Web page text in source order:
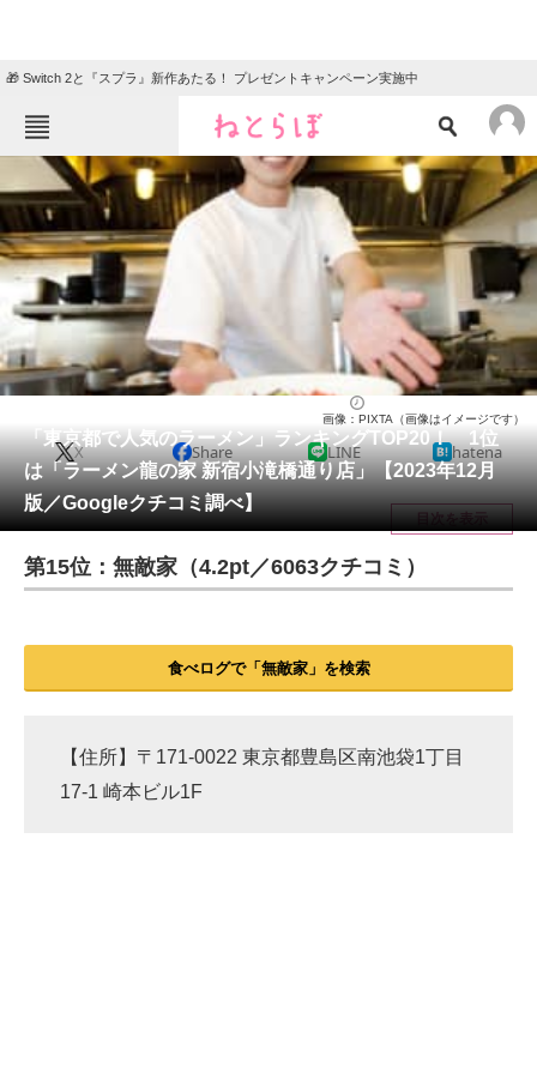
🎁 Switch 2と『スプラ』新作あたる！ プレゼントキャンペーン実施中
ねとらぼメニュー
TOP ニュース
エンタメ
グルメ
住まい 教育・育児
動物 リサーチ
会員記事
メディア
注目記事を集めた総合ページ
ITの今と未来を見通す
進化するPCとデバイスの未来
ビジネスと働き方のヒント
「東京都で人気のラーメン」ランキングTOP20！ 1位
は「ラーメン龍の家 新宿小滝橋通り店」【2023年12月
版／Googleクチコミ調べ】
画像：PIXTA（画像はイメージです）
X Share LINE hatena
目次を表示
第15位：無敵家（4.2pt／6063クチコミ）
食べログで「無敵家」を検索
【住所】〒171-0022 東京都豊島区南池袋1丁目
17-1 崎本ビル1F